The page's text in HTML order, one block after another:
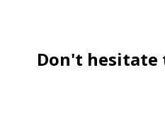
Don't hesitate